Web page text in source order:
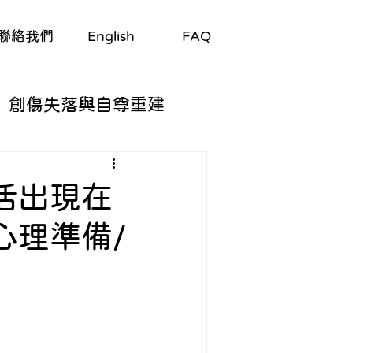
絡我們 English FAQ
創傷失落與自尊重建
活與適應
出現在
理準備/